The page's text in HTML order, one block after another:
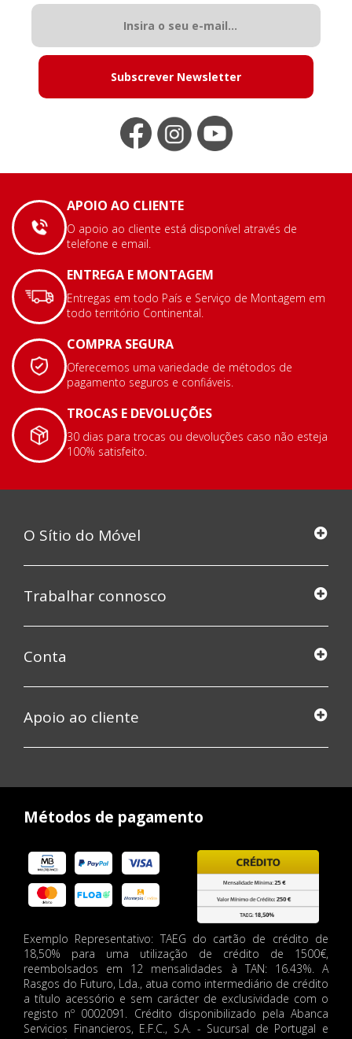
Subscrever Newsletter
APOIO AO CLIENTE
O apoio ao cliente está disponível através de
telefone e email.
ENTREGA E MONTAGEM
Entregas em todo País e Serviço de Montagem em
todo território Continental.
COMPRA SEGURA
Oferecemos uma variedade de métodos de
pagamento seguros e confiáveis.
TROCAS E DEVOLUÇÕES
30 dias para trocas ou devoluções caso não esteja
100% satisfeito.
O Sítio do Móvel
Trabalhar connosco
Conta
Apoio ao cliente
Métodos de pagamento
Exemplo Representativo: TAEG do cartão de crédito de
18,50% para uma utilização de crédito de 1500€,
reembolsados em 12 mensalidades à TAN: 16.43%. A
Rasgos do Futuro, Lda., atua como intermediário de crédito
a título acessório e sem carácter de exclusividade com o
registo nº 0002091. Crédito disponibilizado pela Abanca
Servicios Financieros, E.F.C., S.A. - Sucursal de Portugal e